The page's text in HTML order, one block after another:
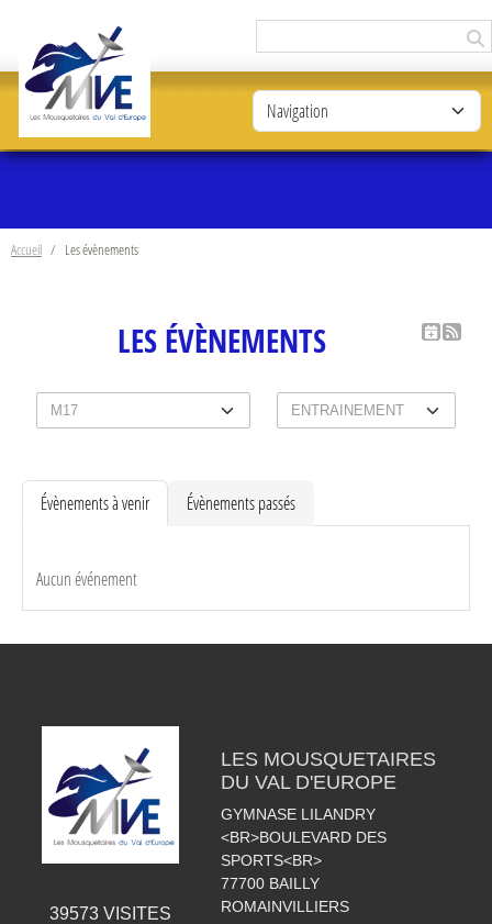
Accueil Les évènements
LES ÉVÈNEMENTS
Évènements à venir Évènements passés
Aucun événement
39573VISITES
LES MOUSQUETAIRES
DU VAL D'EUROPE
GYMNASE LILANDRY
<BR>BOULEVARD DES
SPORTS<BR>
77700 BAILLY
ROMAINVILLIERS